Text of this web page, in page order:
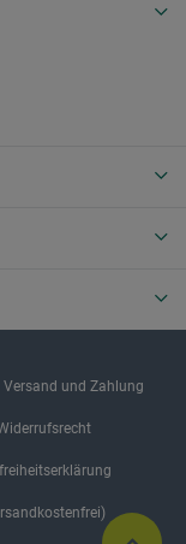
Versand und Zahlung